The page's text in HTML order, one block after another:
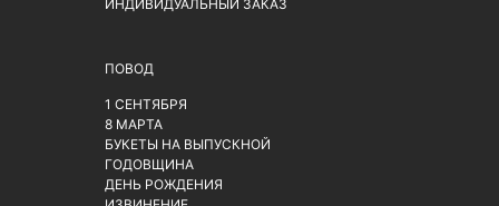
ИНДИВИДУАЛЬНЫЙ ЗАКАЗ
ПОВОД
1 СЕНТЯБРЯ
8 МАРТА
БУКЕТЫ НА ВЫПУСКНОЙ
ГОДОВЩИНА
ДЕНЬ РОЖДЕНИЯ